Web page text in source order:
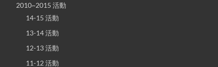
2010~2015 活動
14-15 活動
13-14 活動
12-13 活動
11-12 活動